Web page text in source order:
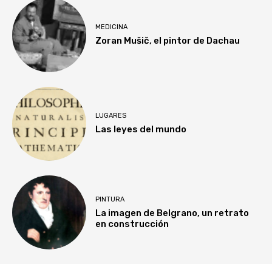
MEDICINA
Zoran Mušič, el pintor de Dachau
LUGARES
Las leyes del mundo
PINTURA
La imagen de Belgrano, un retrato
en construcción